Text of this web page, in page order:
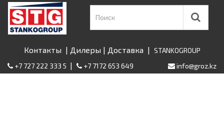
Контакты | Дилеры | Доставка | STANKOGROUP
+7 727 222 333 5 | +7 7172 653 649 info@groz.kz